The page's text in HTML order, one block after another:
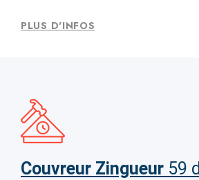
PLUS D'INFOS
Couvreur Zingueur 59